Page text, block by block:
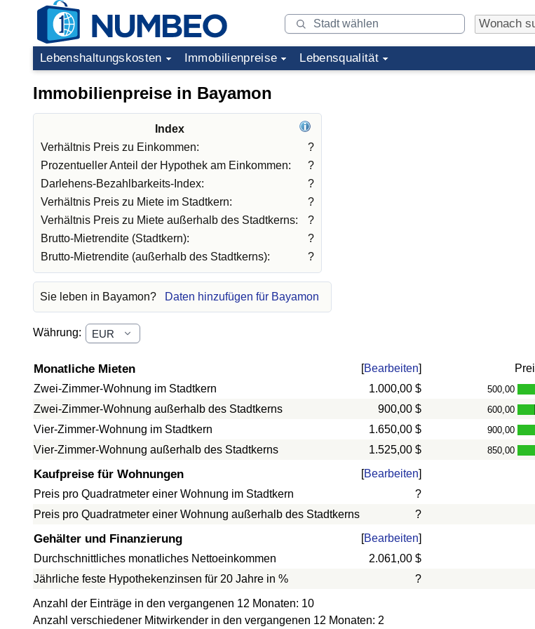
Lebenshaltungskosten Immobilienpreise Lebensqualität
Immobilienpreise in Bayamon
Index
Verhältnis Preis zu Einkommen:
?
Prozentueller Anteil der Hypothek am Einkommen:
?
Darlehens-Bezahlbarkeits-Index:
?
Verhältnis Preis zu Miete im Stadtkern:
?
Verhältnis Preis zu Miete außerhalb des Stadtkerns:
?
Brutto-Mietrendite (Stadtkern):
?
Brutto-Mietrendite (außerhalb des Stadtkerns):
?
Sie leben in Bayamon? Daten hinzufügen für Bayamon
Währung:
Monatliche Mieten [Bearbeiten]
Zwei-Zimmer-Wohnung im Stadtkern
1.000,00 $ 500,00
Zwei-Zimmer-Wohnung außerhalb des Stadtkerns 900,00 $ 600,00
Vier-Zimmer-Wohnung im Stadtkern 1.650,00 $ 900,00
Vier-Zimmer-Wohnung außerhalb des Stadtkerns 1.525,00 $ 850,00
Kaufpreise für Wohnungen [Bearbeiten]
Preis pro Quadratmeter einer Wohnung im Stadtkern
?
Preis pro Quadratmeter einer Wohnung außerhalb des Stadtkerns
?
Gehälter und Finanzierung [Bearbeiten]
Durchschnittliches monatliches Nettoeinkommen
2.061,00 $
Jährliche feste Hypothekenzinsen für 20 Jahre in %
?
Anzahl der Einträge in den vergangenen 12 Monaten: 10
Anzahl verschiedener Mitwirkender in den vergangenen 12 Monaten: 2